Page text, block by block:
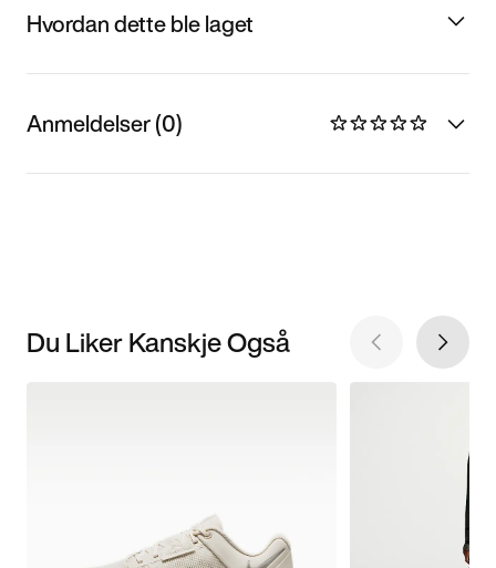
Hvordan dette ble laget
Anmeldelser (0)
Du Liker Kanskje Også